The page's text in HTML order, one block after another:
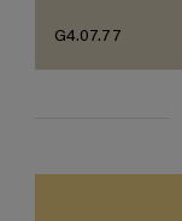
G4.07.77